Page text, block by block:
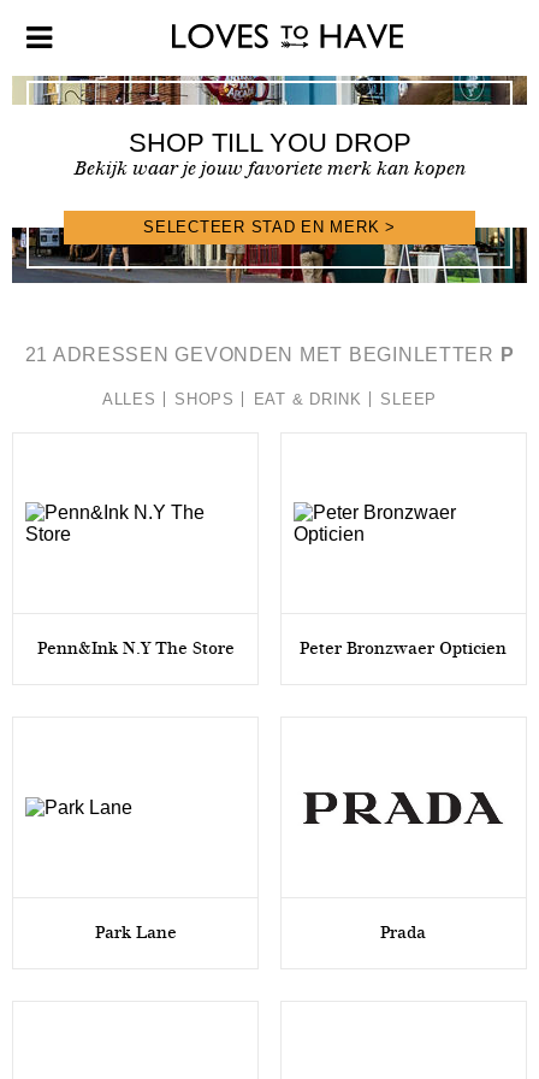
SHOP TILL YOU DROP
Bekijk waar je jouw favoriete merk kan kopen
SHOPFINDER >
SELECTEER STAD EN MERK >
21 ADRESSEN GEVONDEN MET BEGINLETTER P
ALLES SHOPS EAT & DRINK SLEEP
Penn&Ink N.Y The Store Peter Bronzwaer Opticien
Park Lane Prada